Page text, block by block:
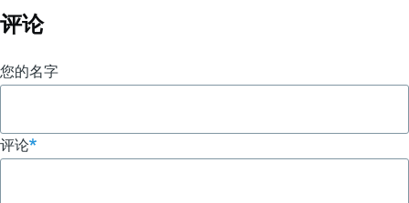
评论
您的名字
评论